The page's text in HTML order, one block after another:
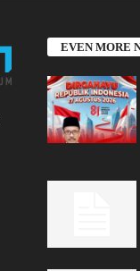
EVEN MORE